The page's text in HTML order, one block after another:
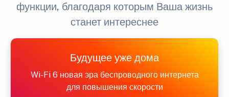
функции, благодаря которым Ваша жизнь
станет интереснее
Будущее уже дома
Wi-Fi 6 новая эра беспроводного интернета
для повышения скорости